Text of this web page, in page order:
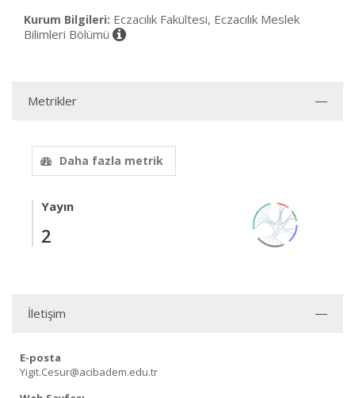
Kurum Bilgileri: Eczacılık Fakültesi, Eczacılık Meslek
Bilimleri Bölümü
Metrikler
Daha fazla metrik
Yayın
2
İletişim
E-posta
Yigit.Cesur@acibadem.edu.tr